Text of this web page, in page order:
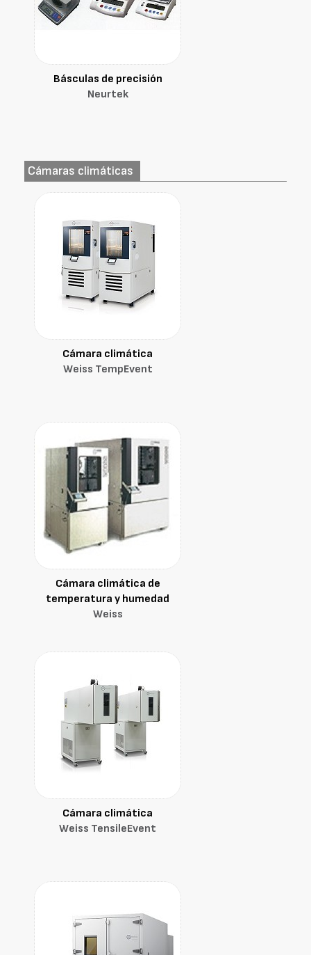
Básculas de precisión
Neurtek
Cámaras climáticas
Cámara climática
Weiss TempEvent
Cámara climática de
temperatura y humedad
Weiss
Cámara climática
Weiss TensileEvent